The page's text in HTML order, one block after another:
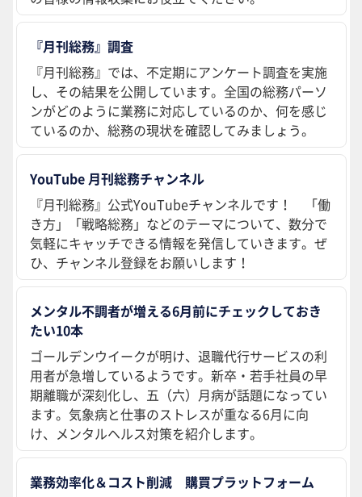
『月刊総務』調査
『月刊総務』では、不定期にアンケート調査を実施
し、その結果を公開しています。全国の総務パーソ
ンがどのように業務に対応しているのか、何を感じ
ているのか、総務の現状を確認してみましょう。
YouTube 月刊総務チャンネル
『月刊総務』公式YouTubeチャンネルです！ 「働
き方」「戦略総務」などのテーマについて、数分で
気軽にキャッチできる情報を発信していきます。ぜ
ひ、チャンネル登録をお願いします！
メンタル不調者が増える6月前にチェックしておき
たい10本
ゴールデンウイークが明け、退職代行サービスの利
用者が急増しているようです。新卒・若手社員の早
期離職が深刻化し、五（六）月病が話題になってい
ます。気象病と仕事のストレスが重なる6月に向
け、メンタルヘルス対策を紹介します。
業務効率化＆コスト削減 購買プラットフォーム